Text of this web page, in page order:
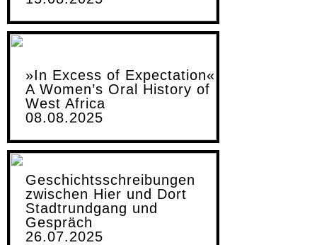
»In Excess of Expectation«
A Women’s Oral History of
West Africa
08.08.2025
Geschichtsschreibungen
zwischen Hier und Dort
Stadtrundgang und
Gespräch
26.07.2025